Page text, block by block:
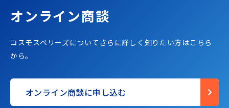
オンライン商談
コスモスベリーズについてさらに詳しく知りたい方はこちら
から。
オンライン商談に申し込む